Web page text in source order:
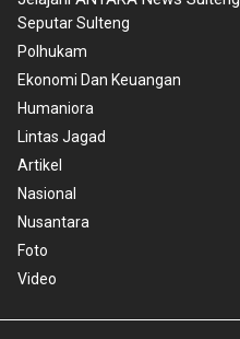
Seputar Sulteng
Polhukam
Ekonomi Dan Keuangan
Humaniora
Lintas Jagad
Artikel
Nasional
Nusantara
Foto
Video